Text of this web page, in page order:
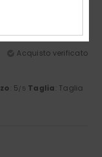
Acquisto verificato
: 5/5 Taglia: Taglia